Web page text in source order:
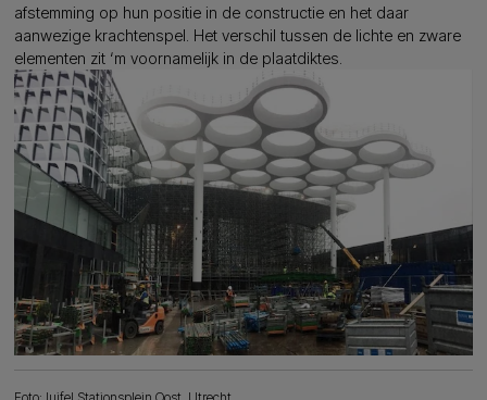
afstemming op hun positie in de constructie en het daar
aanwezige krachtenspel. Het verschil tussen de lichte en zware
elementen zit ‘m voornamelijk in de plaatdiktes.